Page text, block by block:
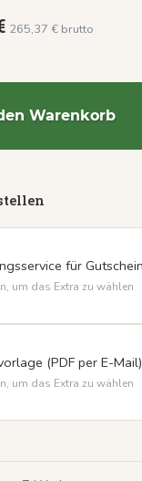
265,37 € brutto
Warenkorb
um das Extra zu wählen
(PDF per E-Mail)
um das Extra zu wählen